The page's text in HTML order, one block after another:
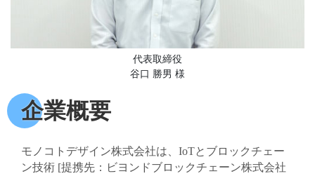
代表取締役
谷口 勝男 様
企業概要
モノコトデザイン株式会社は、IoTとブロックチェー
ン技術 [提携先：ビヨンドブロックチェーン株式会社